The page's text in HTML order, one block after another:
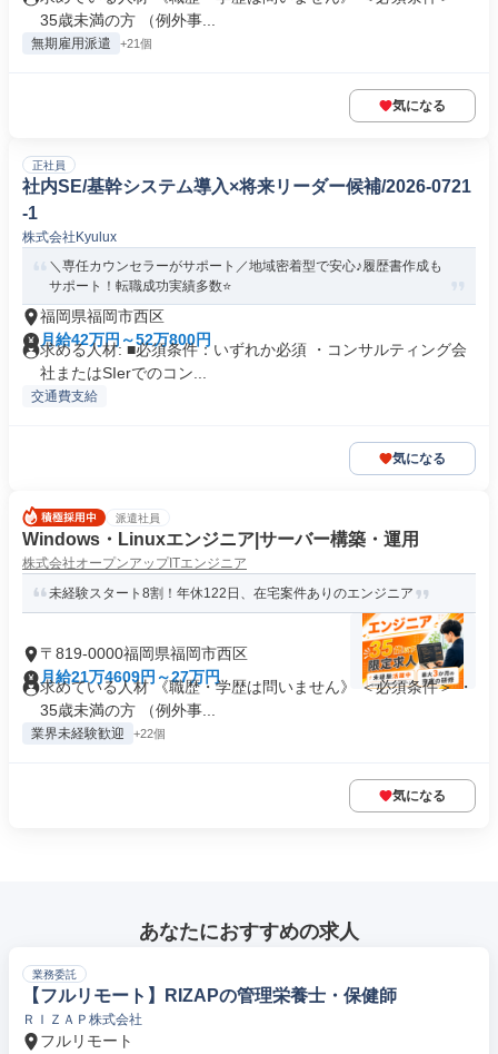
35歳未満の方 （例外事...
無期雇用派遣 +21個
気になる
正社員
社内SE/基幹システム導入×将来リーダー候補/2026-0721
-1
株式会社Kyulux
＼専任カウンセラーがサポート／地域密着型で安心♪履歴書作成も
サポート！転職成功実績多数⭐️
福岡県福岡市西区
月給42万円～52万800円
求める人材: ■必須条件：いずれか必須 ・コンサルティング会
社またはSIerでのコン...
交通費支給
気になる
派遣社員
Windows・Linuxエンジニア|サーバー構築・運用
株式会社オープンアップITエンジニア
未経験スタート8割！年休122日、在宅案件ありのエンジニア
〒819-0000福岡県福岡市西区
月給21万4609円～27万円
求めている人材 《職歴・学歴は問いません》 ＜必須条件＞ ・
35歳未満の方 （例外事...
業界未経験歓迎 +22個
気になる
あなたにおすすめの求人
業務委託
【フルリモート】RIZAPの管理栄養士・保健師
ＲＩＺＡＰ株式会社
フルリモート